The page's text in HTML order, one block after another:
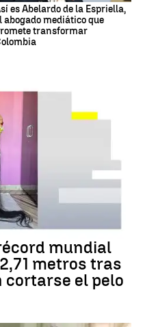
es Abelardo de la Espriella,
abogado mediático que
transformar
mundial
metros tras
cortarse el pelo